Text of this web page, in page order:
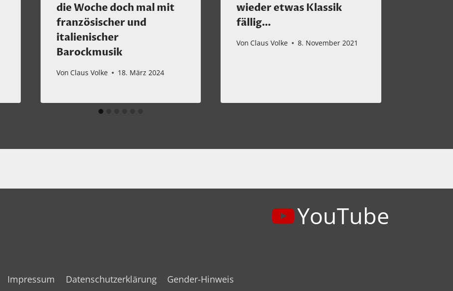
die Woche doch mal mit
französischer und
italienischer
Barockmusik
Von Claus Volke 18. März 2024
wieder etwas Klassik
fällig…
Von Claus Volke 8. November 2021
YouTube
Impressum Datenschutzerklärung Gender-Hinweis